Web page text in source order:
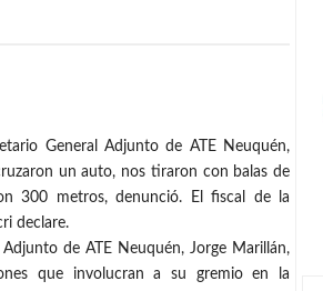
General Adjunto de ATE Neuquén,
un auto, nos tiraron con balas de
300 metros, denunció. El fiscal de la
declare.
Adjunto de ATE Neuquén, Jorge Marillán,
que involucran a su gremio en la